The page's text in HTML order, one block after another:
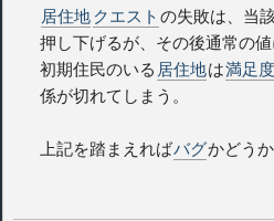
居住地クエストの失敗は、当
押し下げるが、その後通常の値
初期住民のいる 居住地は満足度
係が切れてしまう。
上記を踏まえればバグかどう